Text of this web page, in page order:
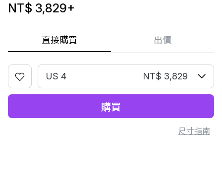
直接購買 出價
NT$ 3,829+
US 4 NT$ 3,829
購買
尺寸指南